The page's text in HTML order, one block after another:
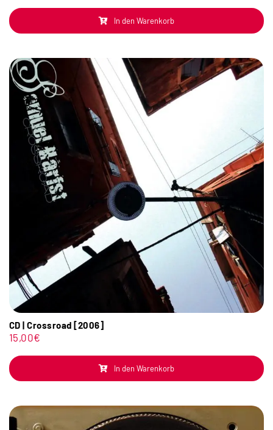
In den Warenkorb
CD | Crossroad [2006]
15,00€
In den Warenkorb